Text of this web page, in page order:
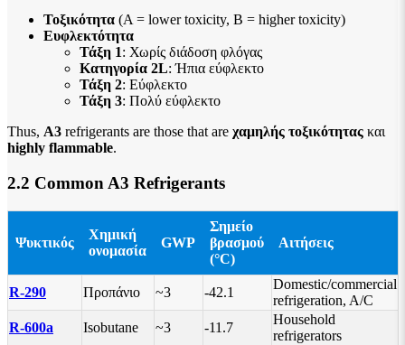
Τοξικότητα (A = lower toxicity, B = higher toxicity)
Ευφλεκτότητα
Τάξη 1: Χωρίς διάδοση φλόγας
Κατηγορία 2L: Ήπια εύφλεκτο
Τάξη 2: Εύφλεκτο
Τάξη 3: Πολύ εύφλεκτο
Thus, Α3 refrigerants are those that are χαμηλής τοξικότητας και
highly flammable.
2.2 Common A3 Refrigerants
Ψυκτικός
Χημική
ονομασία
GWP
Σημείο
βρασμού
(°C)
Αιτήσεις
R-290 Προπάνιο ~3 -42.1
Domestic/commercial
refrigeration, A/C
R-600a
Isobutane ~3 -11.7
Household
refrigerators